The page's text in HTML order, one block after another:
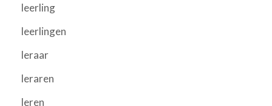
leerling
leerlingen
leraar
leraren
leren